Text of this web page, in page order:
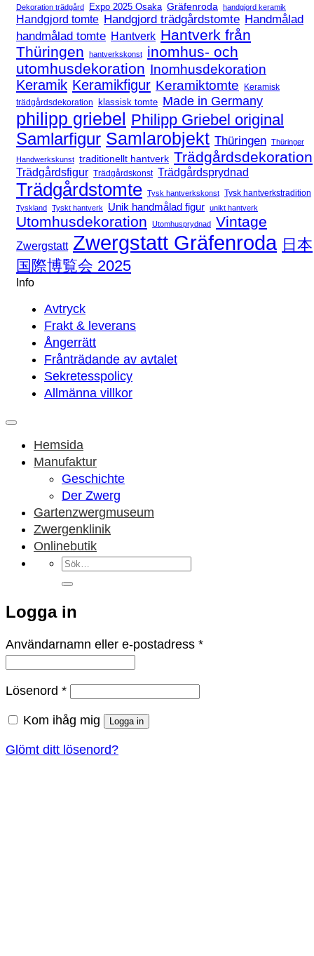
Dekoration trädgård Expo 2025 Osaka Gräfenroda handgjord keramik
Handgjord tomte Handgjord trädgårdstomte Handmålad
handmålad tomte Hantverk Hantverk från
Thüringen
hantverkskonst
inomhus- och
utomhusdekoration Inomhusdekoration
Keramik Keramikfigur Keramiktomte
Keramisk
trädgårdsdekoration klassisk tomte Made in Germany
philipp griebel Philipp Griebel original
Samlarfigur Samlarobjekt Thüringen Thüringer
Handwerkskunst traditionellt hantverk Trädgårdsdekoration
Trädgårdsfigur Trädgårdskonst Trädgårdsprydnad
Trädgårdstomte Tysk hantverkskonst Tysk hantverkstradition
Tyskland Tyskt hantverk Unik handmålad figur unikt hantverk
Utomhusdekoration Utomhusprydnad Vintage
Zwergstatt Zwergstatt Gräfenroda 日本
国際博覧会 2025
Info
Avtryck
Frakt & leverans
Ångerrätt
Frånträdande av avtalet
Sekretesspolicy
Allmänna villkor
Hemsida
Manufaktur
Geschichte
Der Zwerg
Gartenzwergmuseum
Zwergenklinik
Onlinebutik
Sök
efter:
Logga in
Användarnamn eller e-postadress *Obligatoriskt
Lösenord *Obligatoriskt
Kom ihåg mig Logga in
Glömt ditt lösenord?